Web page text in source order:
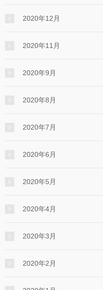
2020年12月
2020年11月
2020年9月
2020年8月
2020年7月
2020年6月
2020年5月
2020年4月
2020年3月
2020年2月